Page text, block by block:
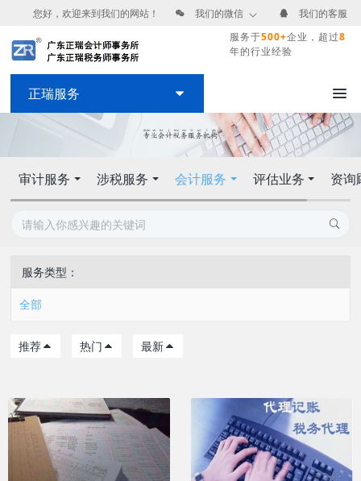
您好，欢迎来到我们的网站！ 我们的微信
我们的客服
服务于500+企业，超过8
年的行业经验
正瑞服务
审计服务 涉税服务 会计服务 评估业务 资询
服务类型：
全部
推荐 热门 最新